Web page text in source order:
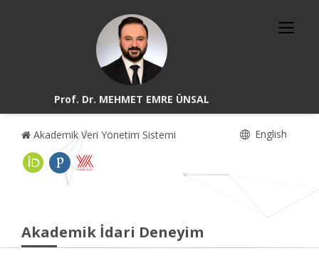
Prof. Dr. MEHMET EMRE ÜNSAL
Akademik Veri Yönetim Sistemi English
Akademik İdari Deneyim